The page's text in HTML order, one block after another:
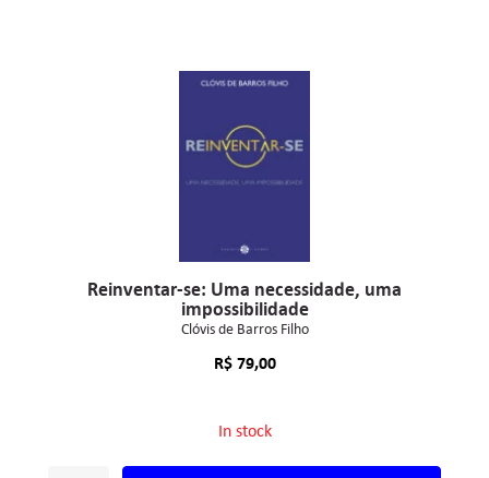
Reinventar-se: Uma necessidade, uma
impossibilidade
Clóvis de Barros Filho
R$79,00
In stock